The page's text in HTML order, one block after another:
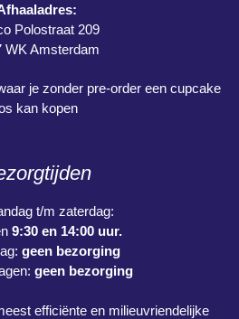
Polostraat 209
WK Amsterdam
je zonder pre-order een cupcake
kan kopen
t/m zaterdag:
9:30 en 14:00 uur.
geen bezorging
geen bezorging
efficiënte en milieuvriendelijke